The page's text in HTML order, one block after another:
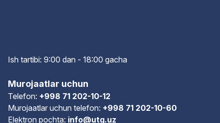
Ish tartibi: 9:00 dan - 18:00 gacha
Murojaatlar uchun
Telefon: +998 71 202-10-12
Murojaatlar uchun telefon: +998 71 202-10-60
Elektron pochta: info@utg.uz